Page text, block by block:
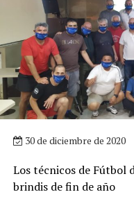
30 de diciembre de 2020
Los técnicos de Fútbol
brindis de fin de año